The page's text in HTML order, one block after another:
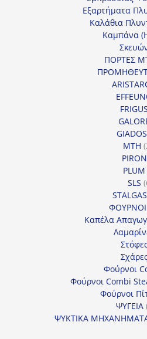
Εξαρτήματα
Καλάθια
Καμπάνα
ΠΟΡΤΕΣ
FRIGUS
GIADOS
MTH
PIRON
PLUM
SLS
ΦΟΥΡΝΟΙ
Καπέλα
Φούρνοι
Φούρνοι Combi
Φούρνοι
ΨΥΓΕΙΑ
ΨΥΚΤΙΚΑ ΜΗΧΑΝΗΜΑΤΑ